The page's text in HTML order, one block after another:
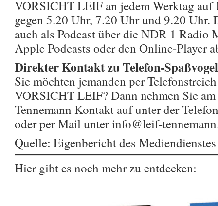
VORSICHT LEIF an jedem Werktag
gegen 5.20 Uhr, 7.20 Uhr und 9.20 Uhr.
auch als Podcast über die NDR 1
Apple Podcasts oder den Online-Player
Direkter Kontakt zu Telefon-
Sie möchten jemanden per
VORSICHT LEIF? Dann nehmen Sie
Tennemann Kontakt auf unter der
oder per Mail unter info@leif-
Quelle: Eigenbericht des
Hier gibt es noch mehr zu entdecken: